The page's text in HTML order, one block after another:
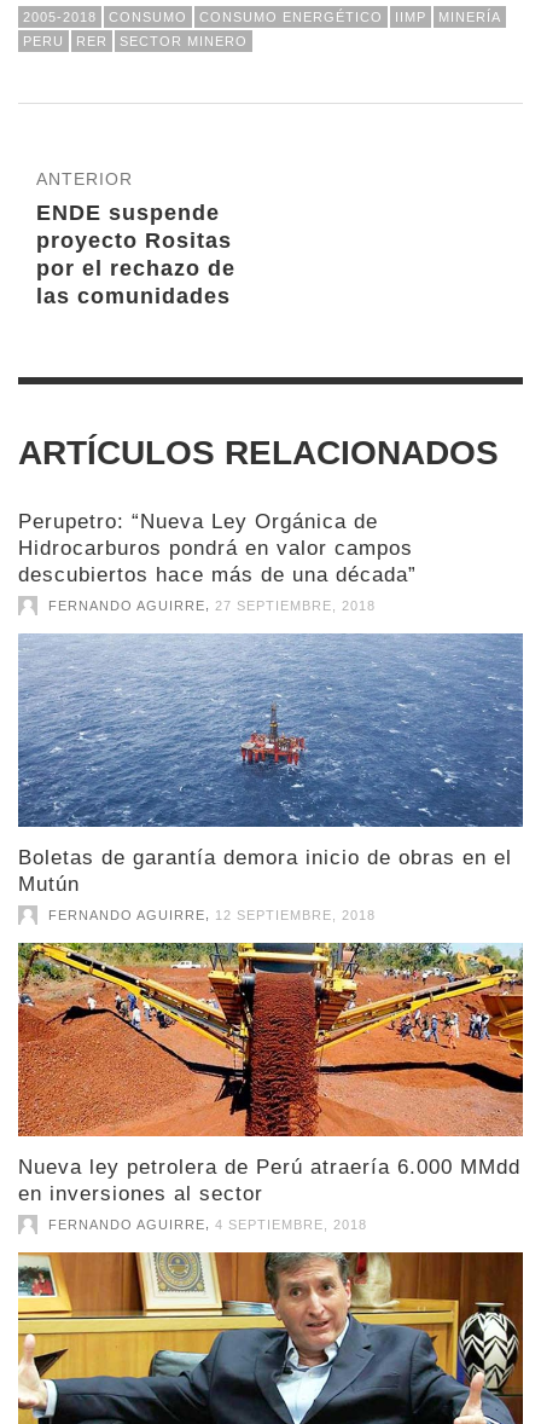
2005-2018 CONSUMO CONSUMO ENERGÉTICO IIMP
MINERÍA
PERU
RER SECTOR MINERO
ANTERIOR
ENDE suspende
proyecto Rositas
por el rechazo de
las comunidades
ARTÍCULOS RELACIONADOS
Perupetro: “Nueva Ley Orgánica de
Hidrocarburos pondrá en valor campos
descubiertos hace más de una década”
FERNANDO AGUIRRE 27 SEPTIEMBRE, 2018
Boletas de garantía demora inicio de obras en el
Mutún
FERNANDO AGUIRRE 12 SEPTIEMBRE, 2018
Nueva ley petrolera de Perú atraería 6.000 MMdd
en inversiones al sector
FERNANDO AGUIRRE 4 SEPTIEMBRE, 2018